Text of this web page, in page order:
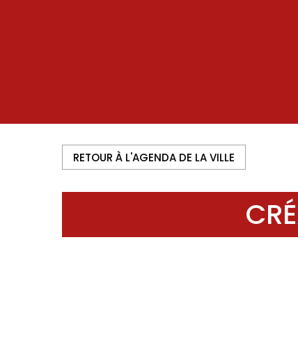
RETOUR À L'AGENDA DE LA VILLE